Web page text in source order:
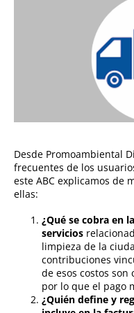
Desde Promoambiental
frecuentes de los
este ABC explicamos de
ellas:
¿Qué se cobra en
servicios
limpieza de la
contribuciones
de esos costos son
por lo que el pago
¿Quién define y